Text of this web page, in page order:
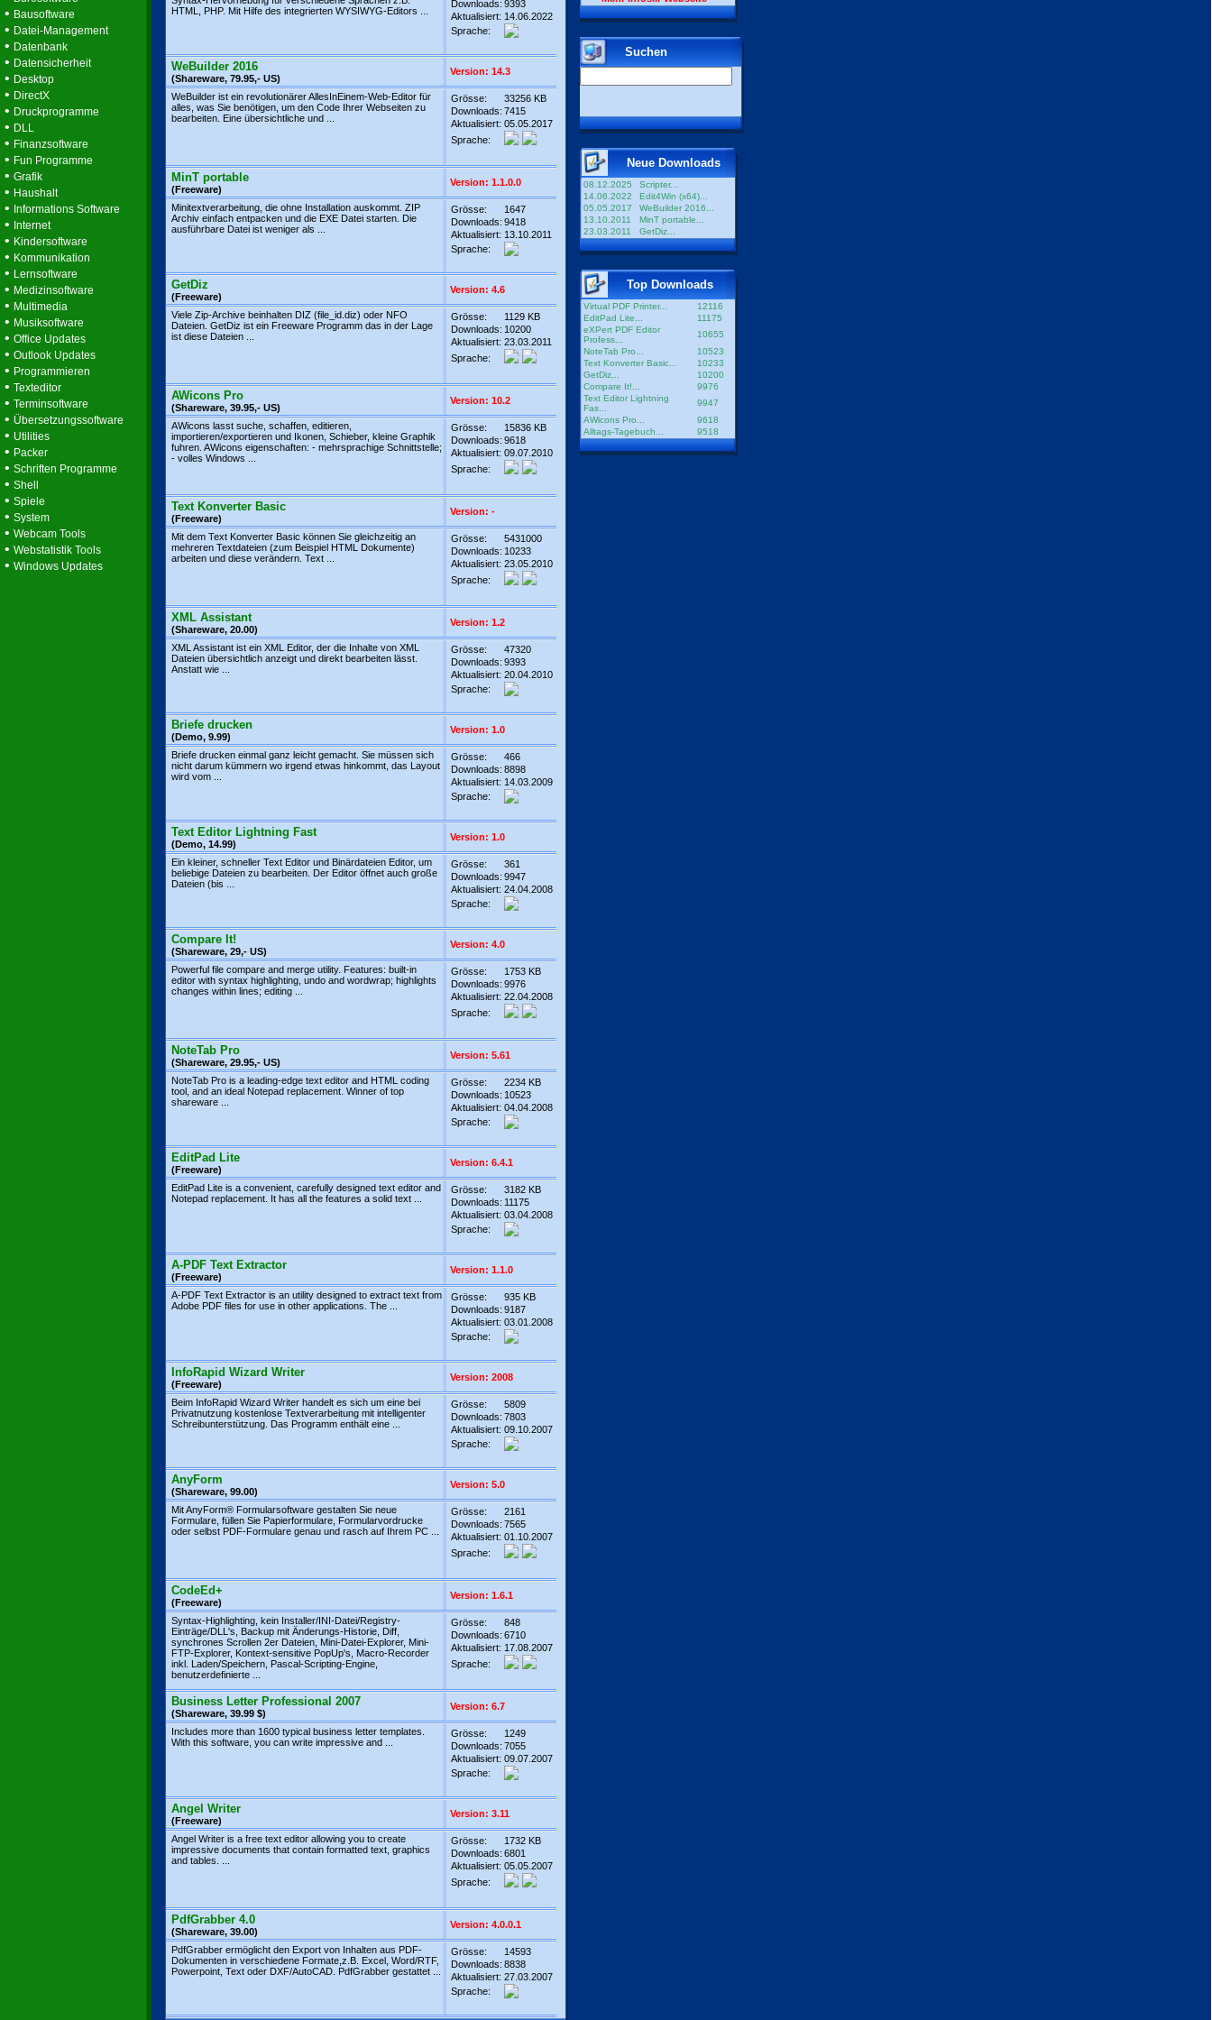
• Bausoftware
• Datei-Management
• Datenbank
• Datensicherheit
• Desktop
• DirectX
• Druckprogramme
• DLL
• Finanzsoftware
• Fun Programme
• Grafik
• Haushalt
• Informations Software
• Internet
• Kindersoftware
• Kommunikation
• Lernsoftware
• Medizinsoftware
• Multimedia
• Musiksoftware
• Office Updates
• Outlook Updates
• Programmieren
• Texteditor
• Terminsoftware
• Übersetzungssoftware
• Utilities
• Packer
• Schriften Programme
• Shell
• Spiele
• System
• Webcam Tools
• Webstatistik Tools
• Windows Updates
HTML, PHP. Mit Hilfe des integrierten WYSIWYG-Editors ...
Downloads: 9393
Aktualisiert: 14.06.2022
Sprache:
WeBuilder 2016
(Shareware, 79.95,- US)
Version: 14.3
WeBuilder ist ein revolutionärer AllesInEinem-Web-Editor für
alles, was Sie benötigen, um den Code Ihrer Webseiten zu
bearbeiten. Eine übersichtliche und ...
Grösse:
33256 KB
Downloads: 7415
Aktualisiert: 05.05.2017
Sprache:
MinT portable
(Freeware)
Version: 1.1.0.0
Minitextverarbeitung, die ohne Installation auskommt. ZIP
Archiv einfach entpacken und die EXE Datei starten. Die
ausführbare Datei ist weniger als ...
Grösse:
1647
Downloads: 9418
Aktualisiert: 13.10.2011
Sprache:
GetDiz
(Freeware)
Version: 4.6
Viele Zip-Archive beinhalten DIZ (file_id.diz) oder NFO
Dateien. GetDiz ist ein Freeware Programm das in der Lage
ist diese Dateien ...
Grösse:
1129 KB
Downloads: 10200
Aktualisiert: 23.03.2011
Sprache:
AWicons Pro
(Shareware, 39.95,- US)
Version: 10.2
AWicons lasst suche, schaffen, editieren,
importieren/exportieren und Ikonen, Schieber, kleine Graphik
fuhren. AWicons eigenschaften: - mehrsprachige Schnittstelle;
- volles Windows ...
Grösse:
15836 KB
Downloads: 9618
Aktualisiert: 09.07.2010
Sprache:
Text Konverter Basic
(Freeware)
Version: -
Mit dem Text Konverter Basic können Sie gleichzeitig an
mehreren Textdateien (zum Beispiel HTML Dokumente)
arbeiten und diese verändern. Text ...
Grösse:
5431000
Downloads: 10233
Aktualisiert: 23.05.2010
Sprache:
XML Assistant
(Shareware, 20.00)
Version: 1.2
XML Assistant ist ein XML Editor, der die Inhalte von XML
Dateien übersichtlich anzeigt und direkt bearbeiten lässt.
Anstatt wie ...
Grösse:
47320
Downloads: 9393
Aktualisiert: 20.04.2010
Sprache:
Briefe drucken
(Demo, 9.99)
Version: 1.0
Briefe drucken einmal ganz leicht gemacht. Sie müssen sich
nicht darum kümmern wo irgend etwas hinkommt, das Layout
wird vom ...
Grösse:
466
Downloads: 8898
Aktualisiert: 14.03.2009
Sprache:
Text Editor Lightning Fast
(Demo, 14.99)
Version: 1.0
Ein kleiner, schneller Text Editor und Binärdateien Editor, um
beliebige Dateien zu bearbeiten. Der Editor öffnet auch große
Dateien (bis ...
Grösse:
361
Downloads: 9947
Aktualisiert: 24.04.2008
Sprache:
Compare It!
(Shareware, 29,- US)
Version: 4.0
Powerful file compare and merge utility. Features: built-in
editor with syntax highlighting, undo and wordwrap; highlights
changes within lines; editing ...
Grösse:
1753 KB
Downloads: 9976
Aktualisiert: 22.04.2008
Sprache:
NoteTab Pro
(Shareware, 29.95,- US)
Version: 5.61
NoteTab Pro is a leading-edge text editor and HTML coding
tool, and an ideal Notepad replacement. Winner of top
shareware ...
Grösse:
2234 KB
Downloads: 10523
Aktualisiert: 04.04.2008
Sprache:
EditPad Lite
(Freeware)
Version: 6.4.1
EditPad Lite is a convenient, carefully designed text editor and
Notepad replacement. It has all the features a solid text ...
Grösse:
3182 KB
Downloads: 11175
Aktualisiert: 03.04.2008
Sprache:
A-PDF Text Extractor
(Freeware)
Version: 1.1.0
A-PDF Text Extractor is an utility designed to extract text from
Adobe PDF files for use in other applications. The ...
Grösse:
935 KB
Downloads: 9187
Aktualisiert: 03.01.2008
Sprache:
InfoRapid Wizard Writer
(Freeware)
Version: 2008
Beim InfoRapid Wizard Writer handelt es sich um eine bei
Privatnutzung kostenlose Textverarbeitung mit intelligenter
Schreibunterstützung. Das Programm enthält eine ...
Grösse:
5809
Downloads: 7803
Aktualisiert: 09.10.2007
Sprache:
AnyForm
(Shareware, 99.00)
Version: 5.0
Mit AnyForm® Formularsoftware gestalten Sie neue
Formulare, füllen Sie Papierformulare, Formularvordrucke
oder selbst PDF-Formulare genau und rasch auf Ihrem PC ...
Grösse:
2161
Downloads: 7565
Aktualisiert: 01.10.2007
Sprache:
CodeEd+
(Freeware)
Version: 1.6.1
Syntax-Highlighting, kein Installer/INI-Datei/Registry-
Einträge/DLL's, Backup mit Änderungs-Historie, Diff,
synchrones Scrollen 2er Dateien, Mini-Datei-Explorer, Mini-
FTP-Explorer, Kontext-sensitive PopUp's, Macro-Recorder
inkl. Laden/Speichern, Pascal-Scripting-Engine,
benutzerdefinierte ...
Grösse:
848
Downloads: 6710
Aktualisiert: 17.08.2007
Sprache:
Business Letter Professional 2007
(Shareware, 39.99 $)
Version: 6.7
Includes more than 1600 typical business letter templates.
With this software, you can write impressive and ...
Grösse:
1249
Downloads: 7055
Aktualisiert: 09.07.2007
Sprache:
Angel Writer
(Freeware)
Version: 3.11
Angel Writer is a free text editor allowing you to create
impressive documents that contain formatted text, graphics
and tables. ...
Grösse:
1732 KB
Downloads: 6801
Aktualisiert: 05.05.2007
Sprache:
PdfGrabber 4.0
(Shareware, 39.00)
Version: 4.0.0.1
PdfGrabber ermöglicht den Export von Inhalten aus PDF-
Dokumenten in verschiedene Formate,z.B. Excel, Word/RTF,
Powerpoint, Text oder DXF/AutoCAD. PdfGrabber gestattet ...
Grösse:
14593
Downloads: 8838
Aktualisiert: 27.03.2007
Sprache:
Suchen
Neue Downloads
08.12.2025
Scripter...
14.06.2022
Edit4Win (x64)...
05.05.2017
WeBuilder 2016...
13.10.2011
MinT portable...
23.03.2011
GetDiz...
Top Downloads
Virtual PDF Printer...
12116
EditPad Lite...
11175
eXPert PDF Editor
Profess...
10655
NoteTab Pro...
10523
Text Konverter Basic...
10233
GetDiz...
10200
Compare It!...
9976
Text Editor Lightning
Fas...
9947
AWicons Pro...
9618
Alltags-Tagebuch...
9518